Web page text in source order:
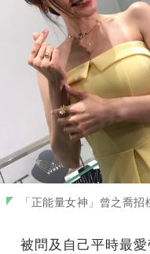
「正能量女神」曾之喬
被問及自己平時最